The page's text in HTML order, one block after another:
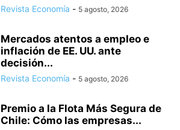
Revista Economía - 5 agosto, 2026
Mercados atentos a empleo e
inflación de EE. UU. ante
decisión...
Revista Economía - 5 agosto, 2026
Premio a la Flota Más Segura de
Chile: Cómo las empresas...